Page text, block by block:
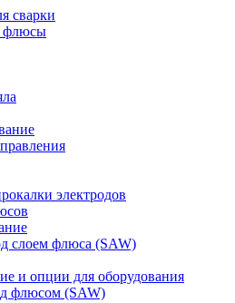
сварки
флюсы
электродов
слоем флюса (SAW)
и опции для оборудования
флюсом (SAW)